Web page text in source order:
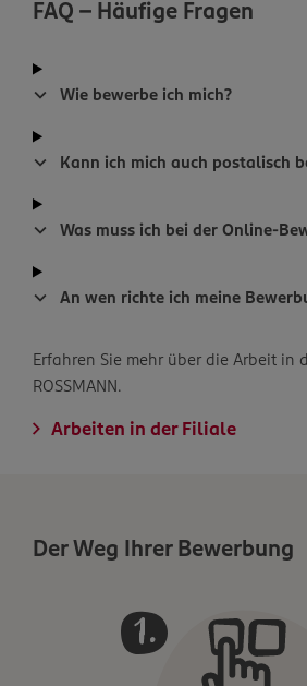
FAQ - Häufige Fragen
Wie bewerbe ich mich?
Kann ich mich auch postalisch
Was muss ich bei der Online-
An wen richte ich meine
Erfahren Sie mehr über die Arbeit in
ROSSMANN.
Arbeiten in der Filiale
Der Weg Ihrer Bewerbung